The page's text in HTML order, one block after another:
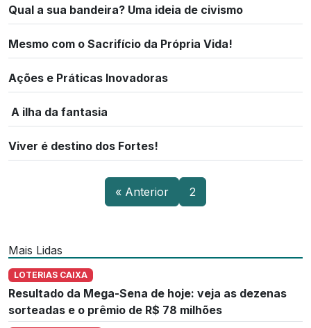
Qual a sua bandeira? Uma ideia de civismo
Mesmo com o Sacrifício da Própria Vida!
Ações e Práticas Inovadoras
A ilha da fantasia
Viver é destino dos Fortes!
« Anterior 2
Mais Lidas
LOTERIAS CAIXA
Resultado da Mega-Sena de hoje: veja as dezenas
sorteadas e o prêmio de R$ 78 milhões